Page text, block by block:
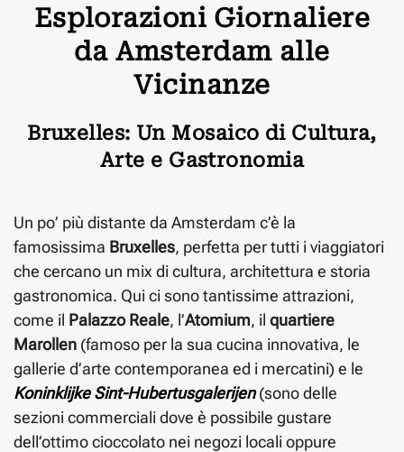
Esplorazioni Giornaliere
da Amsterdam alle
Vicinanze
Bruxelles: Un Mosaico di Cultura,
Arte e Gastronomia
Un po’ più distante da Amsterdam c’è la
famosissima Bruxelles, perfetta per tutti i viaggiatori
che cercano un mix di cultura, architettura e storia
gastronomica. Qui ci sono tantissime attrazioni,
come il Palazzo Reale, l’Atomium, il quartiere
Marollen (famoso per la sua cucina innovativa, le
gallerie d’arte contemporanea ed i mercatini) e le
Koninklijke Sint-Hubertusgalerijen(sono delle
sezioni commerciali dove è possibile gustare
dell’ottimo cioccolato nei negozi locali oppure